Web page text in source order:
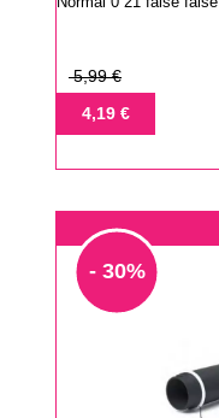
Prix
base
5,99 €
Prix4,19 €
- 30%